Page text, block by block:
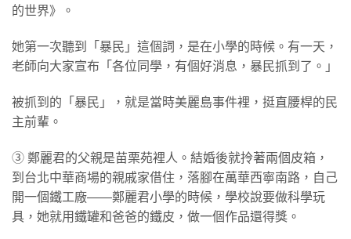
的世界》。
她第一次聽到「暴民」這個詞，是在小學的時候。有一天，
老師向大家宣布「各位同學，有個好消息，暴民抓到了。」
被抓到的「暴民」，就是當時美麗島事件裡，挺直腰桿的民
主前輩。
③ 鄭麗君的父親是苗栗苑裡人。結婚後就拎著兩個皮箱，
到台北中華商場的親戚家借住，落腳在萬華西寧南路，自己
開一個鐵工廠——鄭麗君小學的時候，學校說要做科學玩
具，她就用鐵罐和爸爸的鐵皮，做一個作品還得獎。